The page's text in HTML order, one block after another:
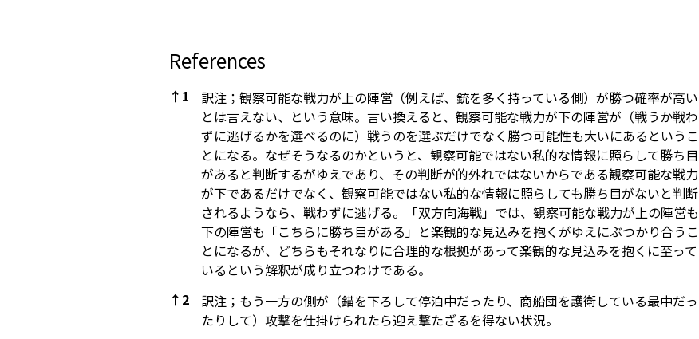
References
↑ 1
訳注；観察可能な戦力が上の陣営（例えば、銃を多く持っている側）が勝つ確率が高い
とは言えない、という意味。言い換えると、観察可能な戦力が下の陣営が（戦うか戦わ
ずに逃げるかを選べるのに）戦うのを選ぶだけでなく勝つ可能性も大いにあるというこ
とになる。なぜそうなるのかというと、観察可能ではない私的な情報に照らして勝ち目
があると判断するがゆえであり、その判断が的外れではないからである――観察可能な戦力
が下であるだけでなく、観察可能ではない私的な情報に照らしても勝ち目がないと判断
されるようなら、戦わずに逃げる――。「双方向海戦」では、観察可能な戦力が上の陣営も
下の陣営も「こちらに勝ち目がある」と楽観的な見込みを抱くがゆえにぶつかり合うこ
とになるが、どちらもそれなりに合理的な根拠があって楽観的な見込みを抱くに至って
いるという解釈が成り立つわけである。
↑ 2
訳注；もう一方の側が（錨を下ろして停泊中だったり、商船団を護衛している最中だっ
たりして）攻撃を仕掛けられたら迎え撃たざるを得ない状況。